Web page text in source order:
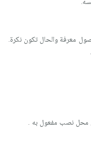
معرفة والحال تكون نكرة.
محل نصب مفعول به .